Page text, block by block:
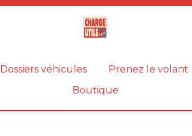
Dossiers véhicules Prenez le volant
Boutique